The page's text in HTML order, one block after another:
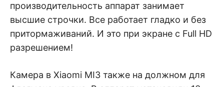
производительность аппарат занимает
высшие строчки. Все работает гладко и без
притормаживаний. И это при экране с Full HD
разрешением!
Камера в Xiaomi MI3 также на должном для